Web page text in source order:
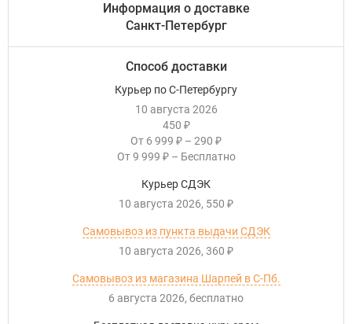
Информация о доставке
Санкт-Петербург
Способ доставки
Курьер по С-Петербургу
10 августа 2026
450 ₽
От 6 999 ₽ – 290 ₽
От 9 999 ₽ – Бесплатно
Курьер СДЭК
10 августа 2026 550 ₽
Самовывоз из пункта выдачи СДЭК
10 августа 2026 360 ₽
Самовывоз из магазина Шарпей в С-Пб.
6 августа 2026
Бесплатно